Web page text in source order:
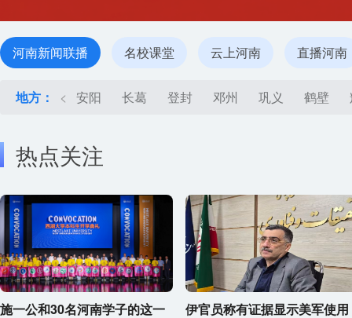
河南新闻联播 名校课堂 云上河南 直播河南
地方： < 安阳 长葛 登封 邓州 巩义 鹤壁
热点关注
施一公和30名河南学子的这一
伊官员称有证据显示美军使用